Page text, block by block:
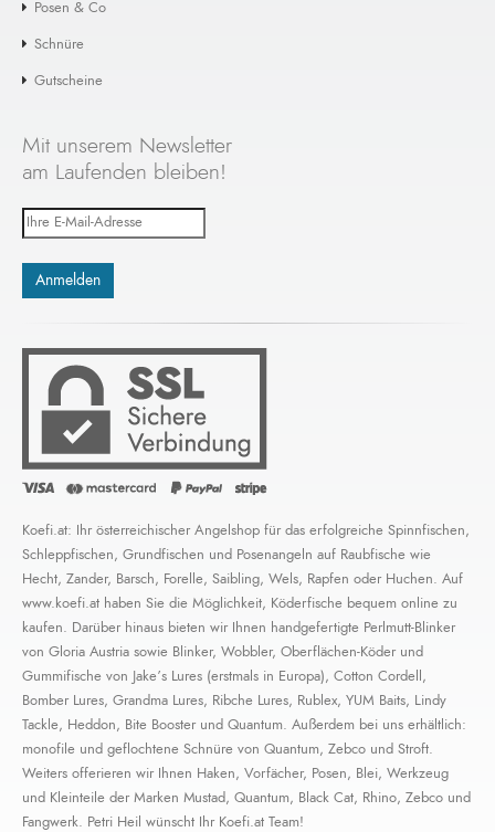
Posen & Co
Schnüre
Gutscheine
Mit unserem Newsletter
am Laufenden bleiben!
Koefi.at: Ihr österreichischer Angelshop für das erfolgreiche Spinnfischen,
Schleppfischen, Grundfischen und Posenangeln auf Raubfische wie
Hecht, Zander, Barsch, Forelle, Saibling, Wels, Rapfen oder Huchen. Auf
www.koefi.at haben Sie die Möglichkeit, Köderfische bequem online zu
kaufen. Darüber hinaus bieten wir Ihnen handgefertigte Perlmutt-Blinker
von Gloria Austria sowie Blinker, Wobbler, Oberflächen-Köder und
Gummifische von Jake’s Lures (erstmals in Europa), Cotton Cordell,
Bomber Lures, Grandma Lures, Ribche Lures, Rublex, YUM Baits, Lindy
Tackle, Heddon, Bite Booster und Quantum. Außerdem bei uns erhältlich:
monofile und geflochtene Schnüre von Quantum, Zebco und Stroft.
Weiters offerieren wir Ihnen Haken, Vorfächer, Posen, Blei, Werkzeug
und Kleinteile der Marken Mustad, Quantum, Black Cat, Rhino, Zebco und
Fangwerk. Petri Heil wünscht Ihr Koefi.at Team!